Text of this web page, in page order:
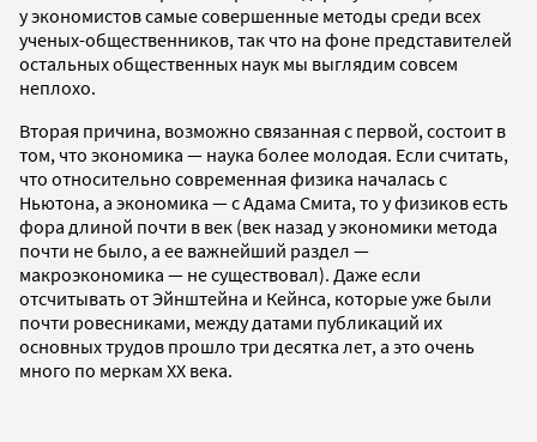
у экономистов самые совершенные методы среди всех
ученых-общественников, так что на фоне представителей
остальных общественных наук мы выглядим совсем
неплохо.
Вторая причина, возможно связанная с первой, состоит в
том, что экономика — наука более молодая. Если считать,
что относительно современная физика началась с
Ньютона, а экономика — с Адама Смита, то у физиков есть
фора длиной почти в век (век назад у экономики метода
почти не было, а ее важнейший раздел —
макроэкономика — не существовал). Даже если
отсчитывать от Эйнштейна и Кейнса, которые уже были
почти ровесниками, между датами публикаций их
основных трудов прошло три десятка лет, а это очень
много по меркам XX века.